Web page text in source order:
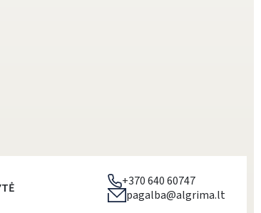
+370 640 60747
pagalba@algrima.lt